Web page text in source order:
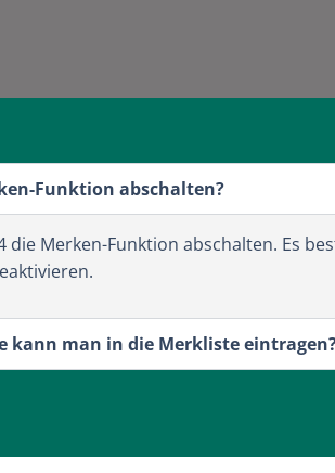
Funktion abschalten?
die Merken-Funktion abschalten. Es
kann man in die Merkliste